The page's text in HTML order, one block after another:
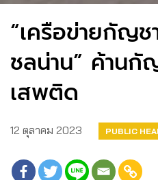
“เครือข่ายกัญ
ชลน่าน” ค้านกั
เสพติด
12 ตุลาคม 2023 PUBLIC